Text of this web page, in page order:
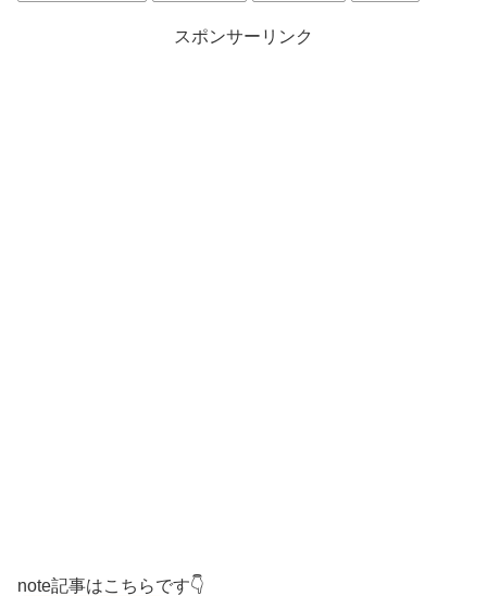
スポンサーリンク
note記事はこちらです👇